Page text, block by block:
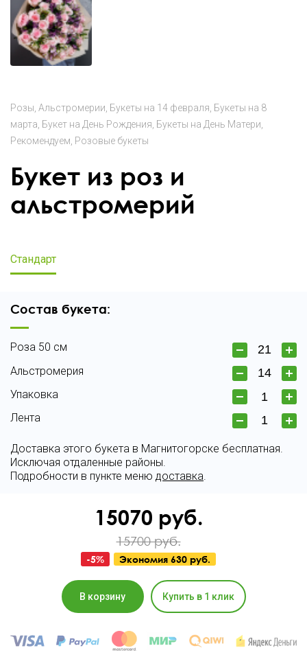
Розы Альстромерии Букеты на 14 февраля Букеты на 8
марта Букет на День Рождения Букеты на День Матери
Рекомендуем Розовые букеты
Букет из роз и
альстромерий
Стандарт
Состав букета:
Роза 50 см
Альстромерия
Упаковка
Лента
Доставка этого букета в Магнитогорске бесплатная.
Исключая отдаленные районы.
Подробности в пункте меню доставка
15070 руб.
15700 руб.
-5% Экономия 630 руб.
В корзину Купить в 1 клик